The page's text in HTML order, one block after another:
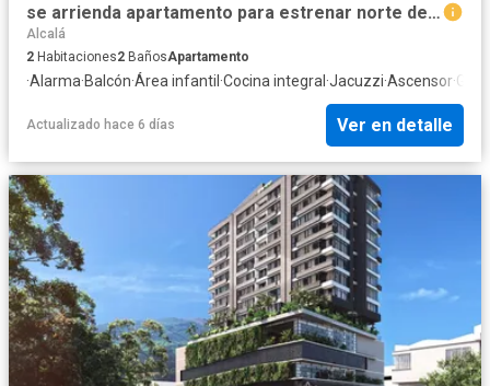
se arrienda apartamento para estrenar norte de armenia
Alcalá
2 Habitaciones2 BañosApartamento
·Alarma·Balcón·Área infantil·Cocina integral·Jacuzzi·Ascensor·Gas
Actualizado hace 6 días Ver en detalle